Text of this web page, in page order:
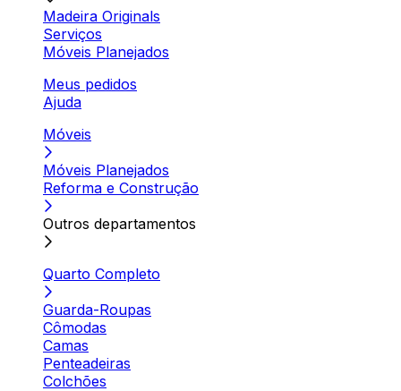
Madeira Originals
Serviços
Móveis Planejados
Meus pedidos
Ajuda
Móveis
Móveis Planejados
Reforma e Construção
Outros departamentos
Quarto Completo
Guarda-Roupas
Cômodas
Camas
Penteadeiras
Colchões